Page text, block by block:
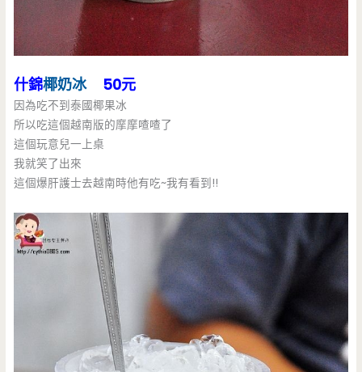
什錦椰奶冰50元
因為吃不到泰國椰果冰
所以吃這個越南版的摩摩喳喳了
這個玩意兒一上桌
我就笑了出來
這個爆肝護士去越南時他有吃~我有看到!!